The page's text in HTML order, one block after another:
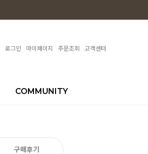
로그인 마이페이지 주문조회 고객센터
COMMUNITY
구매후기